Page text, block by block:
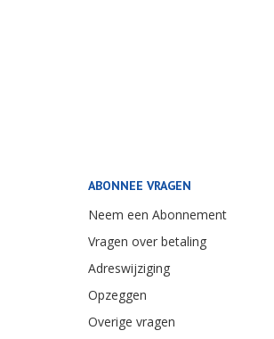
ABONNEE VRAGEN
Neem een Abonnement
Vragen over betaling
Adreswijziging
Opzeggen
Overige vragen